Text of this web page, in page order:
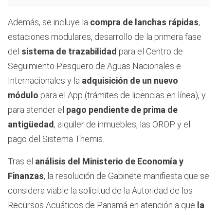
Además, se incluye la compra de lanchas rápidas,
estaciones modulares, desarrollo de la primera fase
del sistema de trazabilidad para el Centro de
Seguimiento Pesquero de Aguas Nacionales e
Internacionales y la adquisición de un nuevo
módulo para el App (trámites de licencias en línea), y
para atender el pago pendiente de prima de
antigüedad , alquiler de inmuebles, las OROP y el
pago del Sistema Themis.
Tras el análisis del Ministerio de Economía y
Finanzas, la resolución de Gabinete manifiesta que se
considera viable la solicitud de la Autoridad de los
Recursos Acuáticos de Panamá en atención a que la